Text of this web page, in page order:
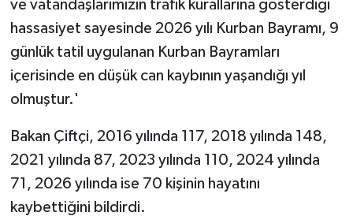
ve vatandaşlarımızın trafik kurallarına gösterdiği
hassasiyet sayesinde 2026 yılı Kurban Bayramı, 9
günlük tatil uygulanan Kurban Bayramları
içerisinde en düşük can kaybının yaşandığı yıl
olmuştur.'
Bakan Çiftçi, 2016 yılında 117, 2018 yılında 148,
2021 yılında 87, 2023 yılında 110, 2024 yılında
71, 2026 yılında ise 70 kişinin hayatını
kaybettiğini bildirdi.